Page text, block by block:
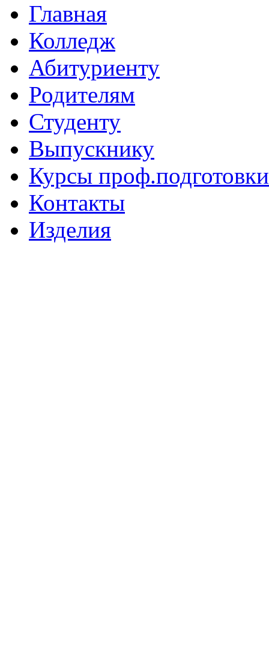
Главная
Колледж
Абитуриенту
Родителям
Студенту
Выпускнику
Курсы проф.подготовки
Контакты
Изделия